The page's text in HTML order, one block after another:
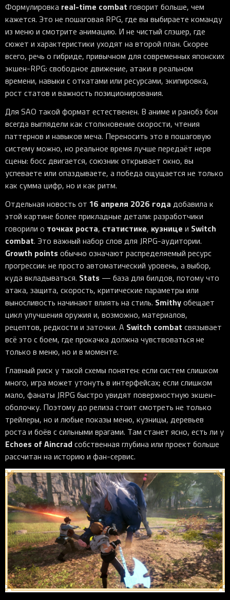
Формулировка real-time combat говорит больше, чем
кажется. Это не пошаговая RPG, где вы выбираете команду
из меню и смотрите анимацию. И не чистый слэшер, где
сюжет и характеристики уходят на второй план. Скорее
всего, речь о гибриде, привычном для современных японских
экшен-RPG: свободное движение, атаки в реальном
времени, навыки с откатами или ресурсами, экипировка,
рост статов и важность позиционирования.
Для SAO такой формат естественен. В аниме и ранобэ бои
всегда выглядели как столкновение скорости, чтения
паттернов и навыков меча. Переносить это в пошаговую
систему можно, но реальное время лучше передаёт нерв
сцены: босс двигается, союзник открывает окно, вы
успеваете или опаздываете, а победа ощущается не только
как сумма цифр, но и как ритм.
Отдельная новость от 16 апреля 2026 года добавила к
этой картине более прикладные детали: разработчики
говорили о точках роста, статистике, кузнице и Switch
combat. Это важный набор слов для JRPG-аудитории.
Growth points обычно означают распределяемый ресурс
прогрессии: не просто автоматический уровень, а выбор,
куда вкладываться. Stats — база для билдов, потому что
атака, защита, скорость, критические параметры или
выносливость начинают влиять на стиль. Smithyобещает
цикл улучшения оружия и, возможно, материалов,
рецептов, редкости и заточки. А Switch combat связывает
всё это с боем, где прокачка должна чувствоваться не
только в меню, но и в моменте.
Главный риск у такой схемы понятен: если систем слишком
много, игра может утонуть в интерфейсах; если слишком
мало, фанаты JRPG быстро увидят поверхностную экшен-
оболочку. Поэтому до релиза стоит смотреть не только
трейлеры, но и любые показы меню, кузницы, деревьев
роста и боёв с сильными врагами. Там станет ясно, есть ли у
Echoes of Aincradсобственная глубина или проект больше
рассчитан на историю и фан-сервис.